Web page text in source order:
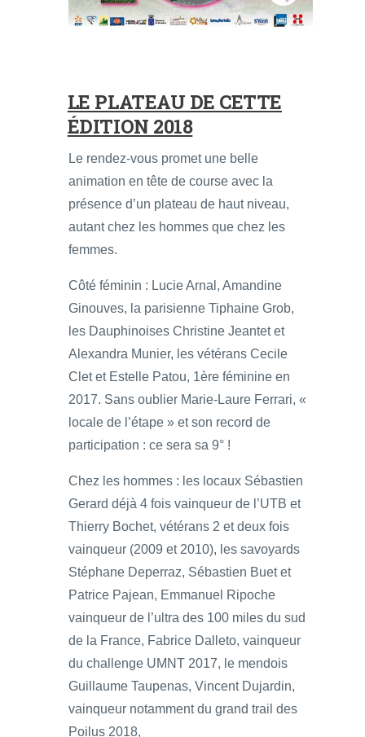
LE PLATEAU DE CETTE
ÉDITION 2018
Le rendez-vous promet une belle
animation en tête de course avec la
présence d’un plateau de haut niveau,
autant chez les hommes que chez les
femmes.
Côté féminin : Lucie Arnal, Amandine
Ginouves, la parisienne Tiphaine Grob,
les Dauphinoises Christine Jeantet et
Alexandra Munier, les vétérans Cecile
Clet et Estelle Patou, 1ère féminine en
2017. Sans oublier Marie-Laure Ferrari, «
locale de l’étape » et son record de
participation : ce sera sa 9° !
Chez les hommes : les locaux Sébastien
Gerard déjà 4 fois vainqueur de l’UTB et
Thierry Bochet, vétérans 2 et deux fois
vainqueur (2009 et 2010), les savoyards
Stéphane Deperraz, Sébastien Buet et
Patrice Pajean, Emmanuel Ripoche
vainqueur de l’ultra des 100 miles du sud
de la France, Fabrice Dalleto, vainqueur
du challenge UMNT 2017, le mendois
Guillaume Taupenas, Vincent Dujardin,
vainqueur notamment du grand trail des
Poilus 2018,